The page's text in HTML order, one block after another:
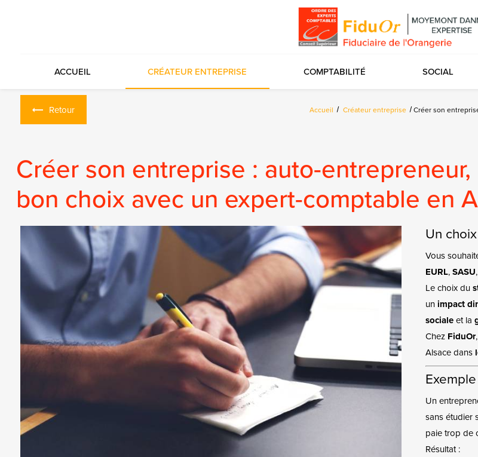
ACCUEIL CRÉATEUR ENTREPRISE COMPTABILITÉ SOCIAL
Accueil Créateur entreprise Créer son
Retour
Créer son entreprise : auto-entrepreneur,
bon choix avec un expert-comptable en
Un
Vous
EURL,SASU
Le choix du
unimpact
socialeet la
Chez FiduOr
Alsace dans
Un
sans étudier
paie trop de
Résultat :